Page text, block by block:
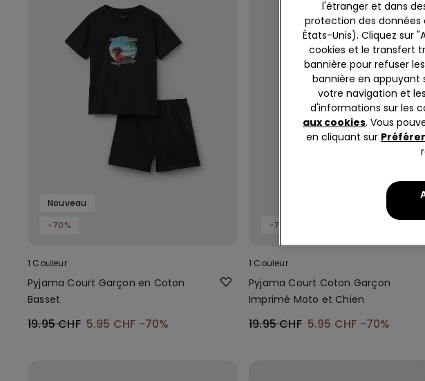
Nouveau
-70%
1 Couleur
Pyjama Court Garçon en Coton
Basset
19.95 CHF 5.95 CHF -70%
-70%
1 Couleur
Pyjama Court Coton Garçon
Imprimé Moto et Chien
19.95 CHF 5.95 CHF -70%
l'étranger et dans
protection des données
États-Unis). Cliquez sur
cookies et le transfert
bannière pour refuser
bannière en appuyant
votre navigation et
d'informations sur les
aux cookies. Vous
en cliquant sur